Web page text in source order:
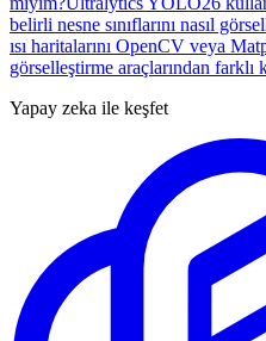
belirli nesne sınıflarını nasıl
ısı haritalarını OpenCV veya
görselleştirme araçlarından farklı
Yapay zeka ile keşfet